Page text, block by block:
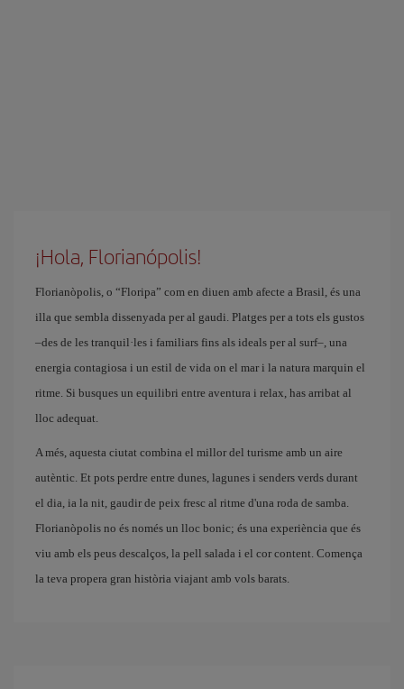
¡Hola, Florianópolis!
Florianòpolis, o “Floripa” com en diuen amb afecte a Brasil, és una
illa que sembla dissenyada per al gaudi. Platges per a tots els gustos
–des de les tranquil·les i familiars fins als ideals per al surf–, una
energia contagiosa i un estil de vida on el mar i la natura marquin el
ritme. Si busques un equilibri entre aventura i relax, has arribat al
lloc adequat.
A més, aquesta ciutat combina el millor del turisme amb un aire
autèntic. Et pots perdre entre dunes, lagunes i senders verds durant
el dia, ia la nit, gaudir de peix fresc al ritme d'una roda de samba.
Florianòpolis no és només un lloc bonic; és una experiència que és
viu amb els peus descalços, la pell salada i el cor content. Comença
la teva propera gran història viajant amb vols barats.